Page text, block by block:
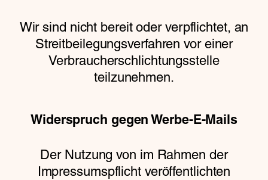
Wir sind nicht bereit oder verpflichtet, an
Streitbeilegungsverfahren vor einer
Verbraucherschlichtungsstelle
teilzunehmen.
Widerspruch gegen Werbe-E-Mails
Der Nutzung von im Rahmen der
Impressumspflicht veröffentlichten